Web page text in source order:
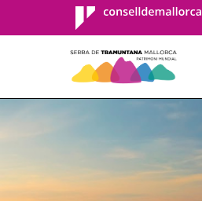
Consell de
Mallorca